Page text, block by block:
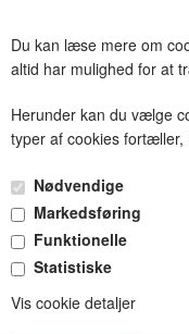
Du kan læse mere om
altid har mulighed for at
Herunder kan du vælge
typer af cookies fortæller,
Nødvendige
Markedsføring
Funktionelle
Statistiske
Vis cookie detaljer
Favoritvarer